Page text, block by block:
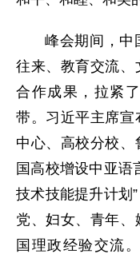
峰会期间，中
往来、教育交流、
合作成果，拉紧
带。习近平主席
中心、高校分校、
国高校增设中亚
技术技能提升计划
党、妇女、青年
国理政经验交流